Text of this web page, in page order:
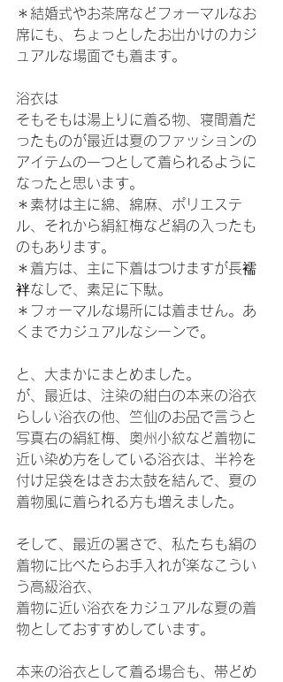
＊結婚式やお茶席などフォーマルなお
席にも、ちょっとしたお出かけのカジ
ュアルな場面でも着ます。
浴衣は
そもそもは湯上りに着る物、寝間着だ
ったものが最近は夏のファッションの
アイテムの一つとして着られるように
なったと思います。
＊素材は主に綿、綿麻、ポリエステ
ル、それから絹紅梅など絹の入ったも
のもあります。
＊着方は、主に下着はつけますが長襦
袢なしで、素足に下駄。
＊フォーマルな場所には着ません。あ
くまでカジュアルなシーンで。
と、大まかにまとめました。
が、最近は、注染の紺白の本来の浴衣
らしい浴衣の他、竺仙のお品で言うと
写真右の絹紅梅、奥州小紋など着物に
近い染め方をしている浴衣は、半衿を
付け足袋をはきお太鼓を結んで、夏の
着物風に着られる方も増えました。
そして、最近の暑さで、私たちも絹の
着物に比べたらお手入れが楽なこうい
う高級浴衣、
着物に近い浴衣をカジュアルな夏の着
物としておすすめしています。
本来の浴衣として着る場合も、帯どめ